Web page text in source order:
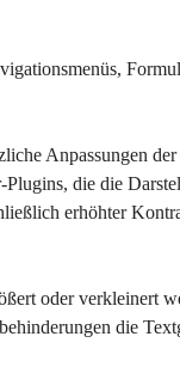
Anpassungen der
die die
erhöhter
oder verkleinert
die